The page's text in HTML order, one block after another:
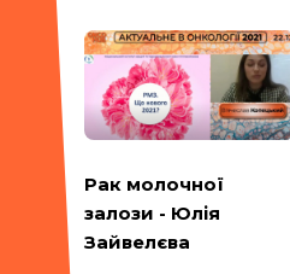
Рак молочної
залози - Юлія
Зайвелєва